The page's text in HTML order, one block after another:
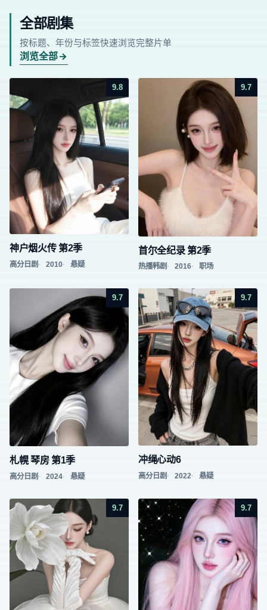
全部剧集
按标题、年份与标签快速浏览完整片单
浏览全部
9.8
神户烟火传 第2季
高分日剧 2010 悬疑
9.7
首尔全纪录 第2季
热播韩剧 2016 职场
9.7
札幌 琴房 第1季
高分日剧 2024 悬疑
9.7
冲绳心动6
高分日剧 2022 悬疑
9.7 9.7